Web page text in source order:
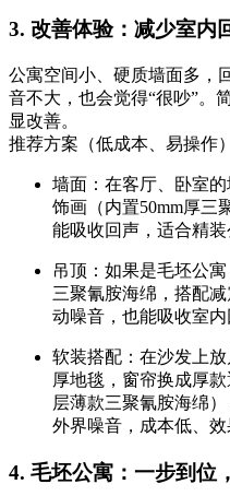
3. 改善体验：减少室内
公寓空间小、硬质墙面多，
音不大，也会觉得“很吵”。
显改善。
推荐方案（低成本、易操作
墙面：在客厅、卧室
饰画（内置50mm厚三
能吸收回声，适合精装
吊顶：如果是毛坯公
三聚氰胺海绵，搭配
动噪音，也能吸收室内
软装搭配：在沙发上
厚地毯，窗帘换成厚
层薄款三聚氰胺海绵
外界噪音，成本低、效
4. 毛坯公寓：一步到位